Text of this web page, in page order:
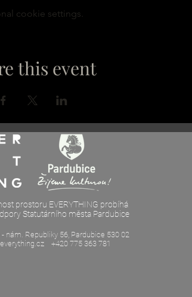
cookie settings.
this event
prostoru EVERYTHING probíhá
Statutárního města Pardubice
nám. Republiky 56, Pardubice 530 02
+420 775 363 781